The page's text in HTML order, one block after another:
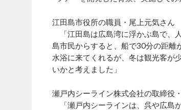
江田島市役所の職員・尾上元気さん
「江田島は広島湾に浮かぶ島で、
島市民からすると、船で30分の距離
水浴に来てくれるが、冬は観光客が
いかと考えました」
瀬戸内シーライン株式会社の取締役
「瀬戸内シーラインは、呉や広島